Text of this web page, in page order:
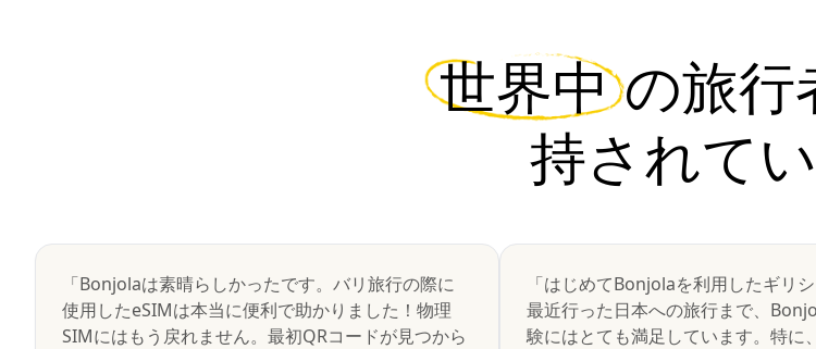
世界中の旅行
持されて
「Bonjolaは素晴らしかったです。バリ旅行の際に
使用したeSIMは本当に便利で助かりました！物理
SIMにはもう戻れません。最初QRコードが見つから
「はじめてBonjolaを利用したギリシ
最近行った日本への旅行まで、
験にはとても満足しています。特に